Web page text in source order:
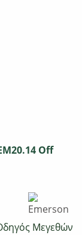
Off
Μεγεθών